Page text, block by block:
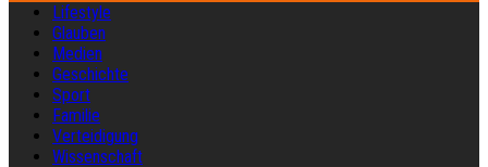
Lifestyle
Glauben
Medien
Geschichte
Sport
Familie
Verteidigung
Wissenschaft